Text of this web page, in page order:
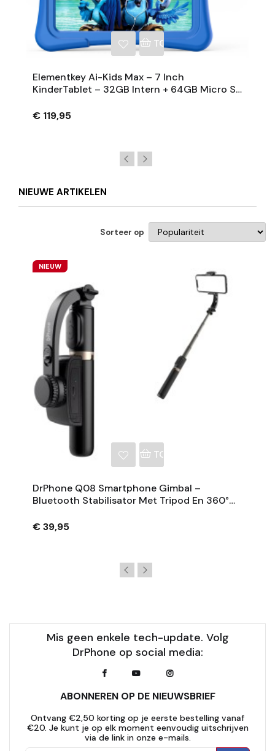
TOEVOEGEN AAN
Elementkey Ai-Kids Max – 7 Inch
KinderTablet – 32GB Intern + 64GB Micro SD
RAM
€ 119,95
NIEUWE ARTIKELEN
Sorteer op
NIEUW
TOEVOEGEN AAN
DrPhone Q08 Smartphone Gimbal –
Bluetooth Stabilisator Met Tripod En 360°
€ 39,95
Mis geen enkele tech-update. Volg
DrPhone op social media:
ABONNEREN OP DE NIEUWSBRIEF
Ontvang €2,50 korting op je eerste bestelling vanaf
€20. Je kunt je op elk moment eenvoudig uitschrijven
via de link in onze e-mails.